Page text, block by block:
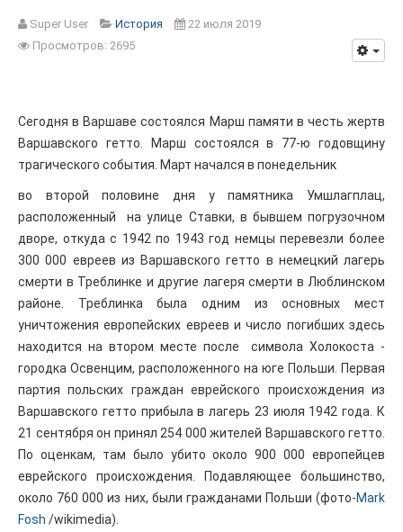
Super User История
22 июля 2019
Просмотров: 2695
Сегодня в Варшаве состоялся Марш памяти в честь жертв
Варшавского гетто. Марш состоялся в 77-ю годовщину
трагического события. Март начался в понедельник
во второй половине дня у памятника Умшлагплац,
расположенный на улице Ставки, в бывшем погрузочном
дворе, откуда с 1942 по 1943 год немцы перевезли более
300 000 евреев из Варшавского гетто в немецкий лагерь
смерти в Треблинке и другие лагеря смерти в Люблинском
районе. Треблинка была одним из основных мест
уничтожения европейских евреев и число погибших здесь
находится на втором месте после символа Холокоста -
городка Освенцим, расположенного на юге Польши. Первая
партия польских граждан еврейского происхождения из
Варшавского гетто прибыла в лагерь 23 июля 1942 года. К
21 сентября он принял 254 000 жителей Варшавского гетто.
По оценкам, там было убито около 900 000 европейцев
еврейского происхождения. Подавляющее большинство,
около 760 000 из них, были гражданами Польши (фото-Mark
Fosh /wikimedia).